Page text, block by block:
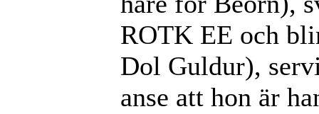
ROTK EE och
Dol Guldur),
anse att hon är